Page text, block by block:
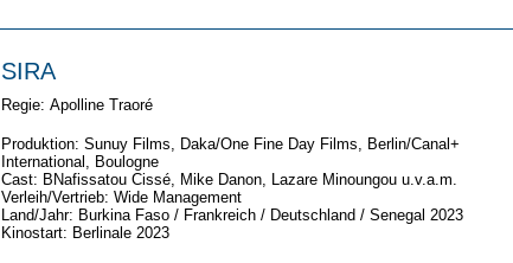
SIRA
Regie: Apolline Traoré
Produktion: Sunuy Films, Daka/One Fine Day Films, Berlin/Canal+
International, Boulogne
Cast: BNafissatou Cissé, Mike Danon, Lazare Minoungou u.v.a.m.
Verleih/Vertrieb: Wide Management
Land/Jahr: Burkina Faso / Frankreich / Deutschland / Senegal 2023
Kinostart: Berlinale 2023